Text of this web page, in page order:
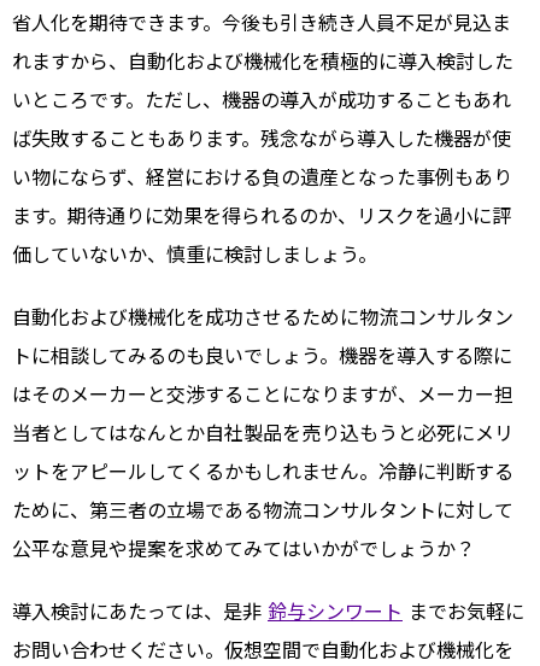
省人化を期待できます。今後も引き続き人員不足が見込ま
れますから、自動化および機械化を積極的に導入検討した
いところです。ただし、機器の導入が成功することもあれ
ば失敗することもあります。残念ながら導入した機器が使
い物にならず、経営における負の遺産となった事例もあり
ます。期待通りに効果を得られるのか、リスクを過小に評
価していないか、慎重に検討しましょう。
自動化および機械化を成功させるために物流コンサルタン
トに相談してみるのも良いでしょう。機器を導入する際に
はそのメーカーと交渉することになりますが、メーカー担
当者としてはなんとか自社製品を売り込もうと必死にメリ
ットをアピールしてくるかもしれません。冷静に判断する
ために、第三者の立場である物流コンサルタントに対して
公平な意見や提案を求めてみてはいかがでしょうか？
導入検討にあたっては、是非 鈴与シンワート までお気軽に
お問い合わせください。仮想空間で自動化および機械化を